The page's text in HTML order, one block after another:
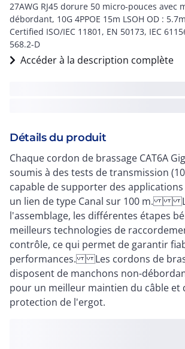
27AWG RJ45 dorure 50 micro-pouces avec
débordant, 10G 4PPOE 15m LSOH OD :
Certified ISO/IEC 11801, EN 50173, IEC
568.2-D
Accéder à la description complète
Détails du produit
Chaque cordon de brassage CAT6A
soumis à des tests de transmission
capable de supporter des
un lien de type Canal sur 100 m.
l'assemblage, les différentes étapes
meilleurs technologies de
contrôle, ce qui permet de garantir
performances. Les cordons de
disposent de manchons non-
pour un meilleur maintien du câble et
protection de l'ergot.